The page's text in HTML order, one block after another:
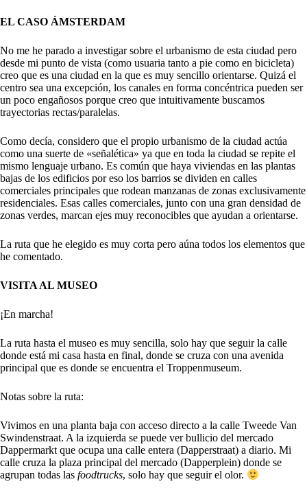
EL CASO ÁMSTERDAM
No me he parado a investigar sobre el urbanismo de esta ciudad pero
desde mi punto de vista (como usuaria tanto a pie como en bicicleta)
creo que es una ciudad en la que es muy sencillo orientarse. Quizá el
centro sea una excepción, los canales en forma concéntrica pueden ser
un poco engañosos porque creo que intuitivamente buscamos
trayectorias rectas/paralelas.
Como decía, considero que el propio urbanismo de la ciudad actúa
como una suerte de «señalética» ya que en toda la ciudad se repite el
mismo lenguaje urbano. Es común que haya viviendas en las plantas
bajas de los edificios por eso los barrios se dividen en calles
comerciales principales que rodean manzanas de zonas exclusivamente
residenciales. Esas calles comerciales, junto con una gran densidad de
zonas verdes, marcan ejes muy reconocibles que ayudan a orientarse.
La ruta que he elegido es muy corta pero aúna todos los elementos que
he comentado.
VISITA AL MUSEO
¡En marcha!
La ruta hasta el museo es muy sencilla, solo hay que seguir la calle
donde está mi casa hasta en final, donde se cruza con una avenida
principal que es donde se encuentra el Troppenmuseum.
Notas sobre la ruta:
Vivimos en una planta baja con acceso directo a la calle Tweede Van
Swindenstraat. A la izquierda se puede ver bullicio del mercado
Dappermarkt que ocupa una calle entera (Dapperstraat) a diario. Mi
calle cruza la plaza principal del mercado (Dapperplein) donde se
agrupan todas las foodtrucks, solo hay que seguir el olor.